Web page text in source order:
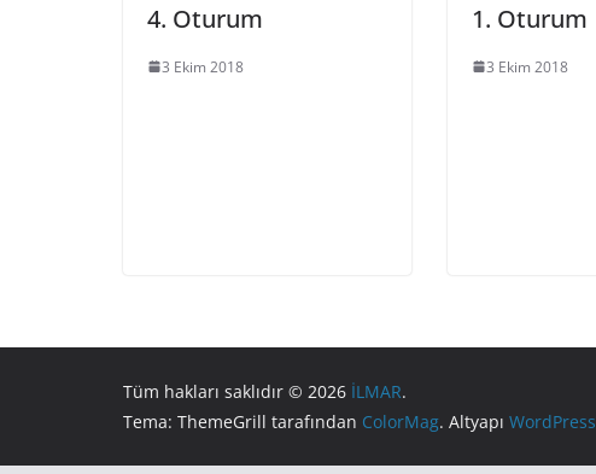
4. Oturum
3 Ekim 2018
1. Oturum
3 Ekim 2018
Tüm hakları saklıdır © 2026 İLMAR.
Tema: ThemeGrill tarafından ColorMag. Altyapı WordPress